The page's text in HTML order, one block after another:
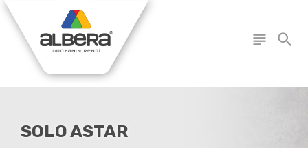
subject search
SOLO ASTAR